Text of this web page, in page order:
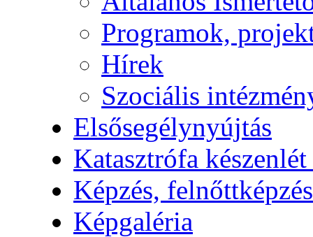
Programok,
Hírek
Szociális
Elsősegélynyújtás
Katasztrófa
Képzés, felnőttképzés
Képgaléria